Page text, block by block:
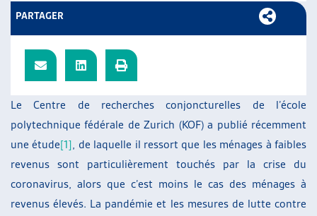
ARTIAS
JOURNÉES D’AUTOMNE
Le Centre de recherches conjoncturelles de l’école
polytechnique fédérale de Zurich (KOF) a publié récemment
une étude[1], de laquelle il ressort que les ménages à faibles
revenus sont particulièrement touchés par la crise du
coronavirus, alors que c’est moins le cas des ménages à
revenus élevés. La pandémie et les mesures de lutte contre
PARTAGER